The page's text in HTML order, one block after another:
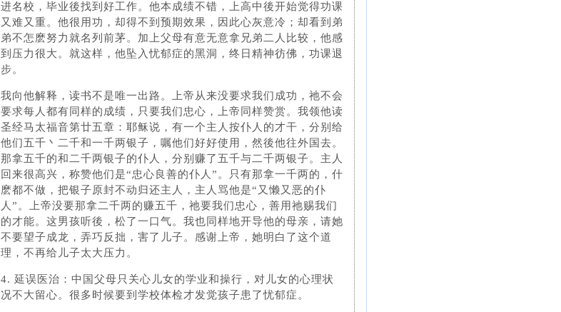
进名校，毕业後找到好工作。他本成绩不错，上高中後开始觉得功课
又难又重。他很用功，却得不到预期效果，因此心灰意冷；却看到弟
弟不怎麽努力就名列前茅。加上父母有意无意拿兄弟二人比较，他感
到压力很大。就这样，他坠入忧郁症的黑洞，终日精神彷佛，功课退
步。
我向他解释，读书不是唯一出路。上帝从来没要求我们成功，祂不会
要求每人都有同样的成绩，只要我们忠心，上帝同样赞赏。我领他读
圣经马太福音第廿五章：耶稣说，有一个主人按仆人的才干，分别给
他们五千丶二千和一千两银子，嘱他们好好使用，然後他往外国去。
那拿五千的和二千两银子的仆人，分别赚了五千与二千两银子。主人
回来很高兴，称赞他们是“忠心良善的仆人”。只有那拿一千两的，什
麽都不做，把银子原封不动归还主人，主人骂他是“又懒又恶的仆
人”。上帝没要那拿二千两的赚五千，祂要我们忠心，善用祂赐我们
的才能。这男孩听後，松了一口气。我也同样地开导他的母亲，请她
不要望子成龙，弄巧反拙，害了儿子。感谢上帝，她明白了这个道
理，不再给儿子太大压力。
4. 延误医治：中国父母只关心儿女的学业和操行，对儿女的心理状
况不大留心。很多时候要到学校体检才发觉孩子患了忧郁症。